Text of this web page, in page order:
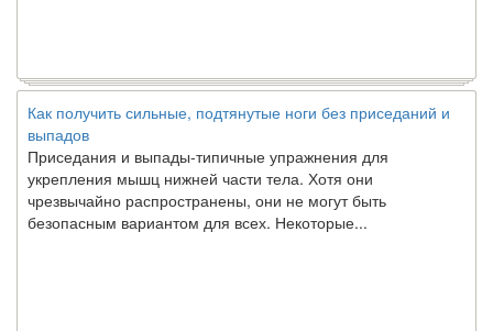
Как получить сильные, подтянутые ноги без приседаний и
выпадов
Приседания и выпады-типичные упражнения для
укрепления мышц нижней части тела. Хотя они
чрезвычайно распространены, они не могут быть
безопасным вариантом для всех. Некоторые...